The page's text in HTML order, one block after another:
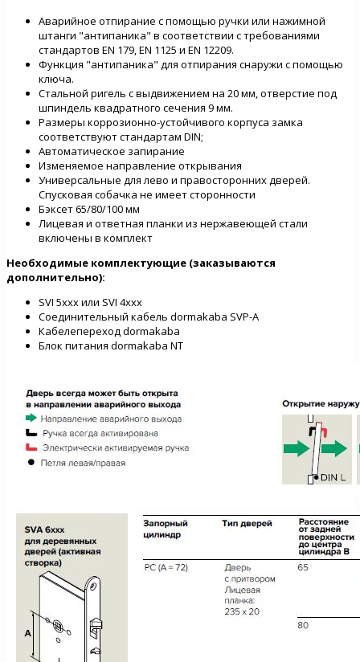
Аварийное отпирание с помощью ручки или нажимной
штанги "антипаника" в соответствии с требованиями
стандартов EN 179, EN 1125 и EN 12209.
Функция "антипаника" для отпирания снаружи с помощью
ключа.
Стальной ригель с выдвижением на 20 мм, отверстие под
шпиндель квадратного сечения 9 мм.
Размеры коррозионно-устойчивого корпуса замка
соответствуют стандартам DIN;
Автоматическое запирание
Изменяемое направление открывания
Универсальные для лево и правосторонних дверей.
Спусковая собачка не имеет сторонности
Бэксет 65/80/100 мм
Лицевая и ответная планки из нержавеющей стали
включены в комплект
Необходимые комплектующие (заказываются
дополнительно):
SVI 5xxx или SVI 4xxx
Соединительный кабель dormakaba SVP-A
Кабелепереход dormakaba
Блок питания dormakaba NT